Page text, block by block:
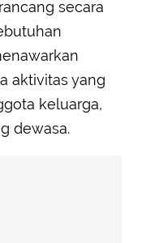
secara
aktivitas yang
keluarga,
dewasa.